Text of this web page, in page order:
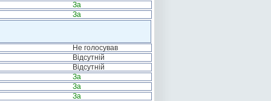
За
За
Не голосував
Відсутній
Відсутній
За
За
За